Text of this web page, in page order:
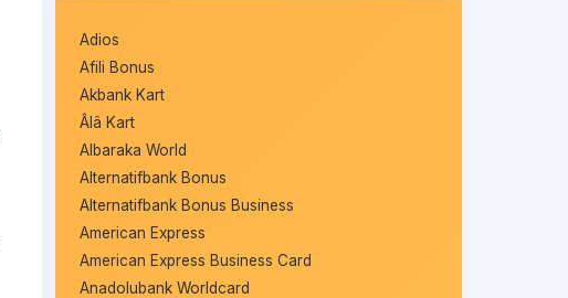
Adios
Afili Bonus
Akbank Kart
Âlâ Kart
Albaraka World
Alternatifbank Bonus
Alternatifbank Bonus Business
American Express
American Express Business Card
Anadolubank Worldcard